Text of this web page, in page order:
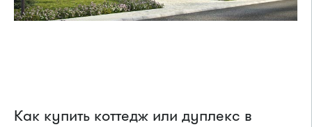
Как купить коттедж или дуплекс в